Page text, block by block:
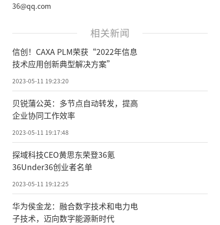
36@qq.com
相关新闻
信创！CAXA PLM荣获“2022年信息
技术应用创新典型解决方案”
2023-05-11 19:23:20
贝锐蒲公英：多节点自动转发，提高
企业协同工作效率
2023-05-11 19:17:48
探域科技CEO黄思东荣登36氪
36Under36创业者名单
2023-05-11 19:12:25
华为侯金龙：融合数字技术和电力电
子技术，迈向数字能源新时代